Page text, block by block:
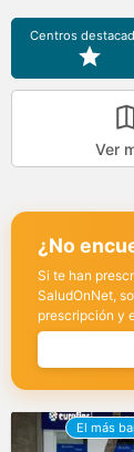
Centros
Ver
¿No
Si te han
SaludOnNet,
prescripción y